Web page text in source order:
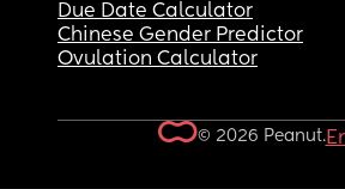
Due Date Calculator
Chinese Gender Predictor
Ovulation Calculator
© 2026 Peanut.